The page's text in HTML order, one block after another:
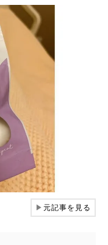
▶元記事を見る